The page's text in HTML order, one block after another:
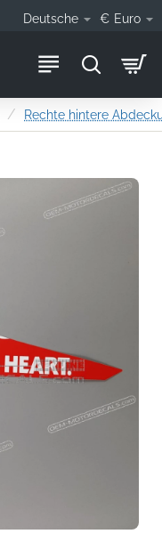
Deutsche € Euro
Rechte hintere